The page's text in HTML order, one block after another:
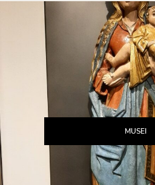
MUSEI